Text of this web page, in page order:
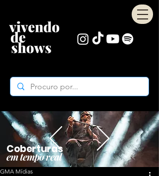
Coberturas
em tempo real
GMA Mídias